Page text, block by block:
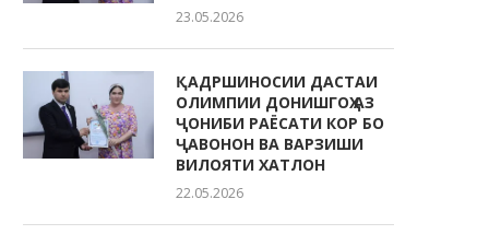
23.05.2026
ҚАДРШИНОСИИ ДАСТАИ
ОЛИМПИИ ДОНИШГОҲ АЗ
ҶОНИБИ РАЁСАТИ КОР БО
ҶАВОНОН ВА ВАРЗИШИ
ВИЛОЯТИ ХАТЛОН
22.05.2026